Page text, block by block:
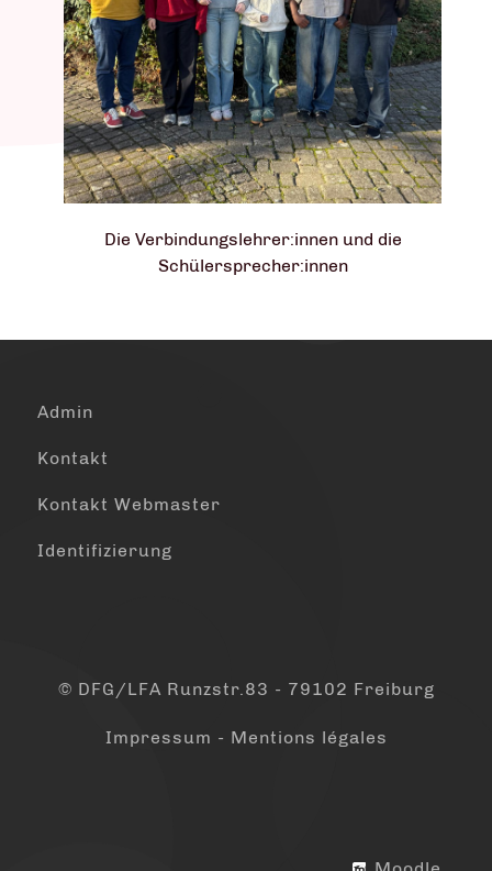
Die Verbindungslehrer:innen und die
Schülersprecher:innen
Admin
Kontakt
Kontakt Webmaster
Identifizierung
© DFG/LFA Runzstr.83 - 79102 Freiburg
Impressum - Mentions légales